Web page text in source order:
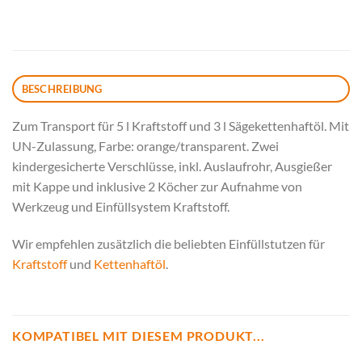
BESCHREIBUNG
Zum Transport für 5 l Kraftstoff und 3 l Sägekettenhaftöl. Mit
UN-Zulassung, Farbe: orange/transparent. Zwei
kindergesicherte Verschlüsse, inkl. Auslaufrohr, Ausgießer
mit Kappe und inklusive 2 Köcher zur Aufnahme von
Werkzeug und Einfüllsystem Kraftstoff.
Wir empfehlen zusätzlich die beliebten Einfüllstutzen für
Kraftstoffund Kettenhaftöl.
KOMPATIBEL MIT DIESEM PRODUKT...